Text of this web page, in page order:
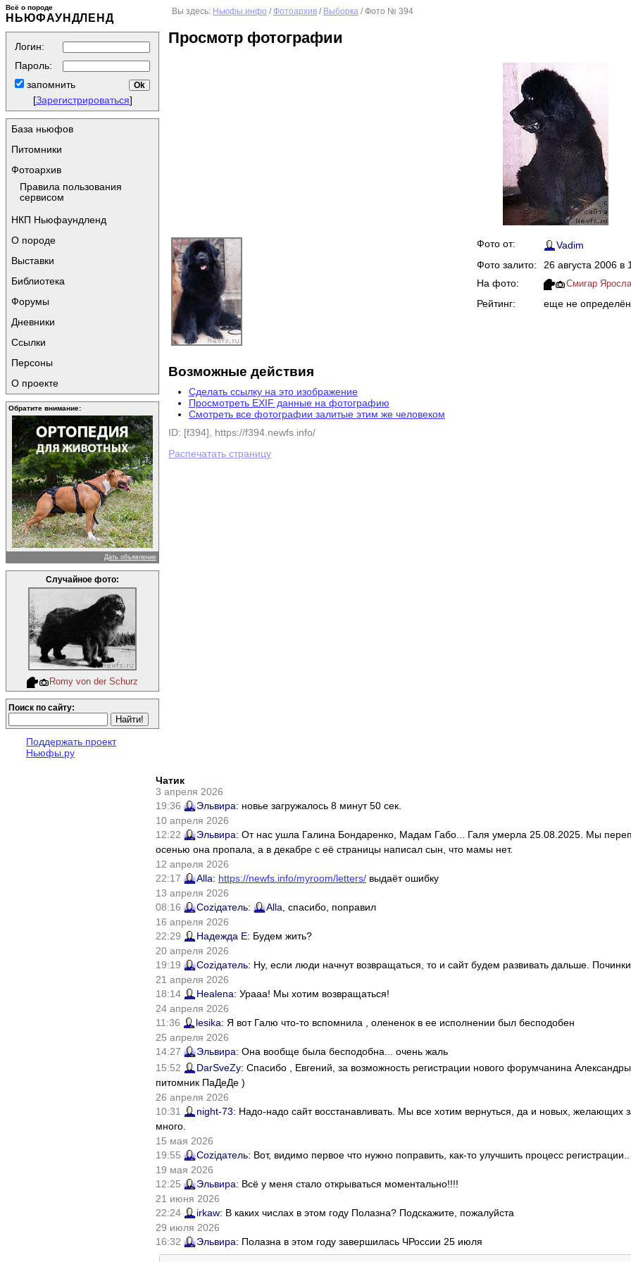
Всё о породе
НЬЮФАУНДЛЕНД
Логин:
Пароль:
запомнить
[Зарегистрироваться]
База ньюфов
Питомники
Фотоархив
Правила пользования
сервисом
НКП Ньюфаундленд
О породе
Выставки
Библиотека
Форумы
Дневники
Ссылки
Персоны
О проекте
Обратите внимание:
Дать объявление
Случайное фото:
Romy von der Schurz
Поиск по сайту:
Поддержать проект
Ньюфы.ру
Вы здесь: Ньюфы.инфо /Фотоархив / Выборка / Фото № 394
Просмотр фотографии
Фото от:
Vadim
Фото залито:
26 августа 2006 в
На фото:
Смигар
Рейтинг: еще не определён
Возможные действия
Сделать ссылку на это изображение
Просмотреть EXIF данные на фотографию
Смотреть все фотографии залитые этим же человеком
ID: [f394], https://f394.newfs.info/
Распечатать страницу
Чатик
3 апреля 2026
19:36
Эльвира: новье загружалось 8 минут 50 сек.
10 апреля 2026
12:22
Эльвира: От нас ушла Галина Бондаренко, Мадам Габо... Галя умерла 25.08.2025. Мы
осенью она пропала, а в декабре с её страницы написал сын, что мамы нет.
12 апреля 2026
22:17
Alla: https://newfs.info/myroom/letters/ выдаёт ошибку
13 апреля 2026
08:16
Соziдатель: Alla , спасибо, поправил
16 апреля 2026
22:29
Надежда Е: Будем жить?
20 апреля 2026
19:19
Соziдатель: Ну, если люди начнут возвращаться, то и сайт будем развивать дальше.
21 апреля 2026
18:14
Healena: Урааа! Мы хотим возвращаться!
24 апреля 2026
11:36
lesika: Я вот Галю что-то вспомнила , олененок в ее исполнении был бесподобен
25 апреля 2026
14:27
Эльвира: Она вообще была бесподобна... очень жаль
15:52
DarSveZy: Спасибо , Евгений, за возможность регистрации нового форумчанина
питомник ПаДеДе )
26 апреля 2026
10:31
night-73: Надо-надо сайт восстанавливать. Мы все хотим вернуться, да и новых, желающих
много.
15 мая 2026
19:55
Соziдатель: Вот, видимо первое что нужно поправить, как-то улучшить процесс регистрации..
19 мая 2026
12:25
Эльвира: Всё у меня стало открываться моментально!!!!
21 июня 2026
22:24
irkaw: В каких числах в этом году Полазна? Подскажите, пожалуйста
29 июля 2026
16:32
Эльвира: Полазна в этом году завершилась ЧРоссии 25 июля